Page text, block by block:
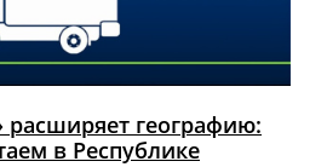
расширяет географию:
в Республике